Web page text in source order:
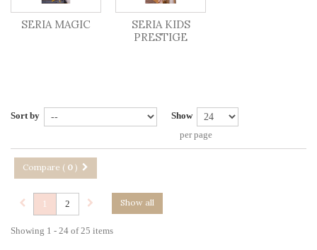
SERIA MAGIC
SERIA KIDS
PRESTIGE
Sort by
Show
per page
Compare ( 0 )
Show all
1 2
Showing 1 - 24 of 25 items